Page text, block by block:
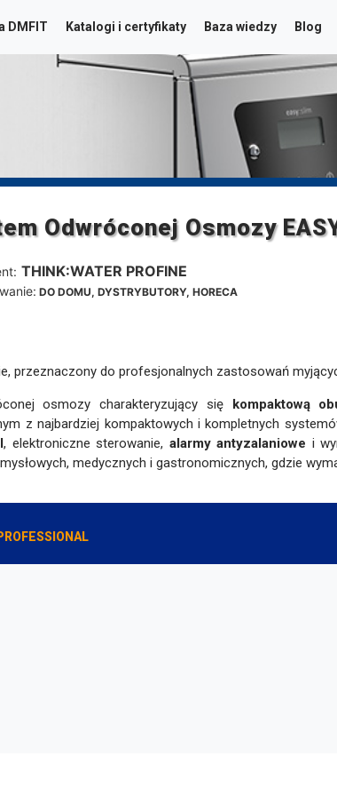
DMFIT Katalogi i certyfikaty Baza wiedzy Blog
Odwróconej Osmozy
THINK:WATER PROFINE
DO DOMU, DYSTRYBUTORY, HORECA
przeznaczony do profesjonalnych zastosowań
osmozy charakteryzujący się kompaktową
z najbardziej kompaktowych i kompletnych
, elektroniczne sterowanie, alarmy antyzalaniowe i
medycznych i gastronomicznych, gdzie